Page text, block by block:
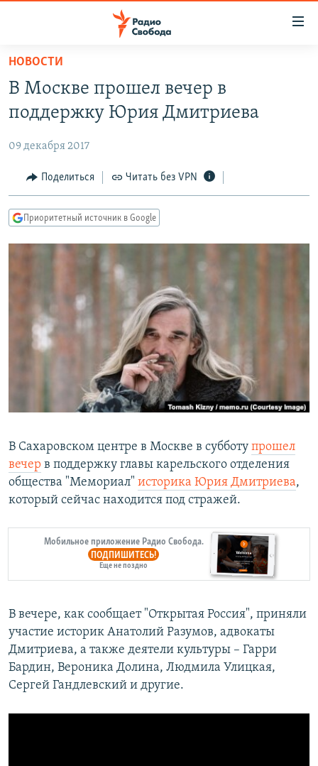
упрощенного
доступа
основному
Вернутся
главной
навигации
Вернутся
АВТОРСКИЕ ПРОЕКТЫ
ЦИТАТЫ СВОБОДЫ
МНЕНИЯ
IDEL.РЕАЛИИ
КАВКАЗ.РЕАЛИИ
СИБИРЬ.РЕАЛИИ
РАСПИСАНИЕ ВЕЩАНИЯ
ПОДПИШИТЕСЬ НА РАССЫЛКУ
СОЦИАЛЬНЫЕ СЕТИ
Все сайты РСЕ/РС
НОВОСТИ
В Москве прошел вечер в
поддержку Юрия Дмитриева
09 декабря 2017
Поделиться Читать без VPN
Приоритетный источник в Google
В Сахаровском центре в Москве в субботу прошел
вечер в поддержку главы карельского отделения
общества "Мемориал" историка Юрия Дмитриева,
который сейчас находится под стражей.
Мобильное приложение Радио Свобода.
ПОДПИШИТЕСЬ!
Еще не поздно
В вечере, как сообщает "Открытая Россия", приняли
участие историк Анатолий Разумов, адвокаты
Дмитриева, а также деятели культуры – Гарри
Бардин, Вероника Долина, Людмила Улицкая,
Сергей Гандлевский и другие.